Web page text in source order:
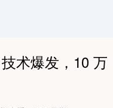
术爆发，10 万